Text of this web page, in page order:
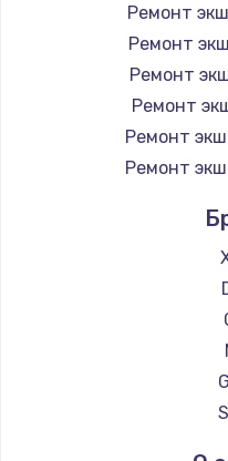
Замена / ремонт
Замена
Замена
Ремонт
Ремонт
Ремонт
Ремонт
Ремонт
Ремонт